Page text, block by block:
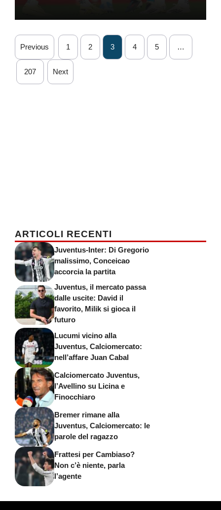
Previous 1 2 3 4 5 …
207 Next
ARTICOLI RECENTI
Juventus-Inter: Di Gregorio
malissimo, Conceicao
accorcia la partita
Juventus, il mercato passa
dalle uscite: David il
favorito, Milik si gioca il
futuro
Lucumi vicino alla
Juventus, Calciomercato:
nell’affare Juan Cabal
Calciomercato Juventus,
l’Avellino su Licina e
Finocchiaro
Bremer rimane alla
Juventus, Calciomercato: le
parole del ragazzo
Frattesi per Cambiaso?
Non c’è niente, parla
l’agente